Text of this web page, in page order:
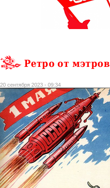
Ретро от мэтров
20 сентября 2023 - 09:34